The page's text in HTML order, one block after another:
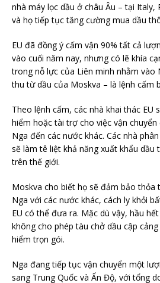
nhà máy lọc dầu ở châu Âu – tại Italy,
và họ tiếp tục tăng cường mua dầu
EU đã đồng ý cấm vận 90% tất cả
vào cuối năm nay, nhưng có lẽ khía
trong nỗ lực của Liên minh nhằm vào
thu từ dầu của Moskva – là lệnh cấm
Theo lệnh cấm, các nhà khai thác EU
hiểm hoặc tài trợ cho việc vận
Nga đến các nước khác. Các nhà
sẽ làm tê liệt khả năng xuất khẩu dầu
trên thế giới.
Moskva cho biết họ sẽ đảm bảo thỏa
Nga với các nước khác, cách ly khỏi
EU có thể đưa ra. Mặc dù vậy, hầu
không cho phép tàu chở dầu cập
hiểm trọn gói.
Nga đang tiếp tục vận chuyển một
sang Trung Quốc và Ấn Độ, với tổng